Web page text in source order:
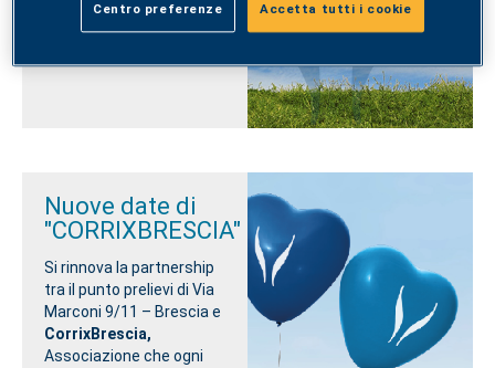
Leggi tutto
Nuove date di
"CORRIXBRESCIA"
Si rinnova la partnership
tra il punto prelievi di Via
Marconi 9/11 – Brescia e
CorrixBrescia,
Associazione che ogni
Centro preferenze Accetta tutti i cookie